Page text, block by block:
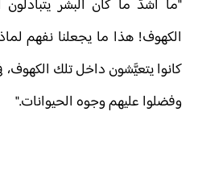
"ما أشدَّ ما كان البشر يتبادلون
الكهوف! هذا ما يجعلنا نفهم
كانوا يتعيَّشون داخل تلك
وفضلوا عليهم وجوه الحيوانات."